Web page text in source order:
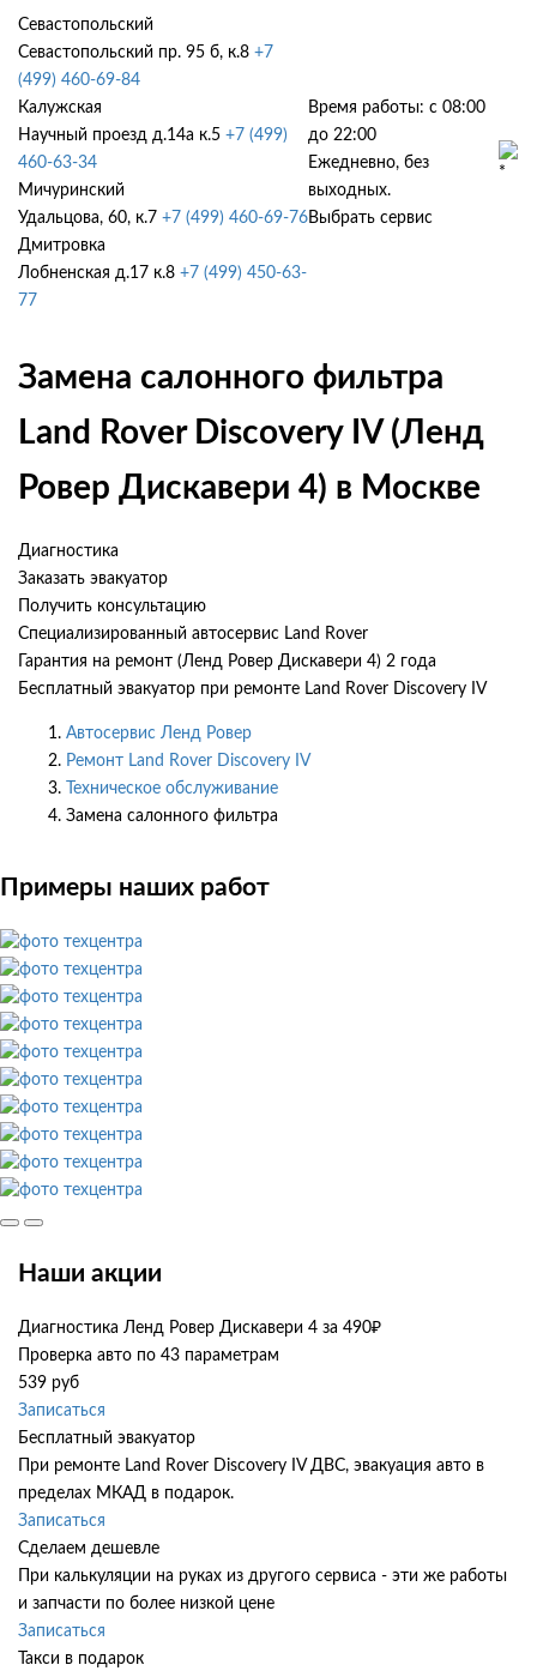
Севастопольский
Севастопольский пр. 95 б, к.8 +7
(499) 460-69-84
Калужская
Научный проезд д.14а к.5 +7 (499)
460-63-34
Мичуринский
Удальцова, 60, к.7 +7 (499) 460-69-76
Дмитровка
Лобненская д.17 к.8 +7 (499) 450-63-
77
Время работы: с 08:00
до 22:00
Ежедневно, без
выходных.
Выбрать сервис
Замена салонного фильтра
Land Rover Discovery IV (Ленд
Ровер Дискавери 4) в Москве
Диагностика
Заказать эвакуатор
Получить консультацию
Специализированный автосервис Land Rover
Гарантия на ремонт (Ленд Ровер Дискавери 4) 2 года
Бесплатный эвакуатор при ремонте Land Rover Discovery IV
Автосервис Ленд Ровер
Ремонт Land Rover Discovery IV
Техническое обслуживание
Замена салонного фильтра
Примеры наших работ
Наши акции
Диагностика Ленд Ровер Дискавери 4 за 490₽
Проверка авто по 43 параметрам
539 руб
Записаться
Бесплатный эвакуатор
При ремонте Land Rover Discovery IV ДВС, эвакуация авто в
пределах МКАД в подарок.
Записаться
Сделаем дешевле
При калькуляции на руках из другого сервиса - эти же работы
и запчасти по более низкой цене
Записаться
Такси в подарок